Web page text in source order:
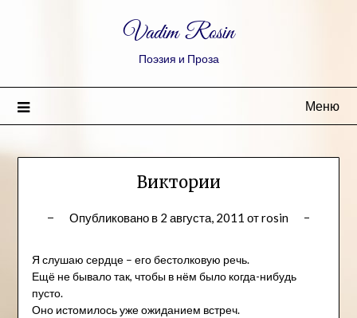
Vadim Rosin
Поэзия и Проза
Меню
Виктории
Опубликовано в 2 августа, 2011 отrosin
Я слушаю сердце – его бестолковую речь.
Ещё не бывало так, чтобы в нём было когда-нибудь
пусто.
Оно истомилось уже ожиданием встреч.